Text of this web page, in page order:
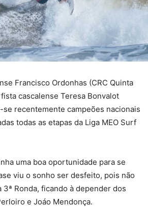
Francisco Ordonhas (CRC Quinta
cascalense Teresa Bonvalot
recentemente campeões nacionais
todas as etapas da Liga MEO Surf
uma boa oportunidade para se
viu o sonho ser desfeito, pois não
Ronda, ficando à depender dos
e Joáo Mendonça.